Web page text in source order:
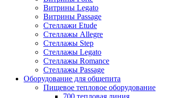
Витрины Legato
Витрины Passage
Стеллажи Etude
Стеллажы Allegre
Стеллажы Step
Стеллажы Legato
Стеллажы Romance
Стеллажы Passage
Оборудование для общепита
Пищевое тепловое оборудование
700 тепловая линия